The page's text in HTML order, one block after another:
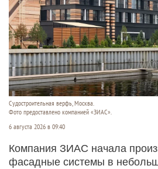
Судостроитель­ная верфь, Москва.
Фото предоставлено компанией «ЗИАС».
6 августа 2026 в 09:40
Компания ЗИАС начала
фасадные системы в